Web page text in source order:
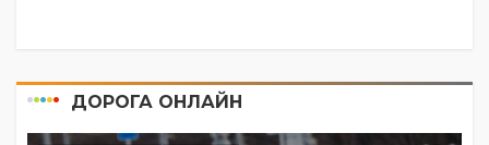
ДОРОГА ОНЛАЙН